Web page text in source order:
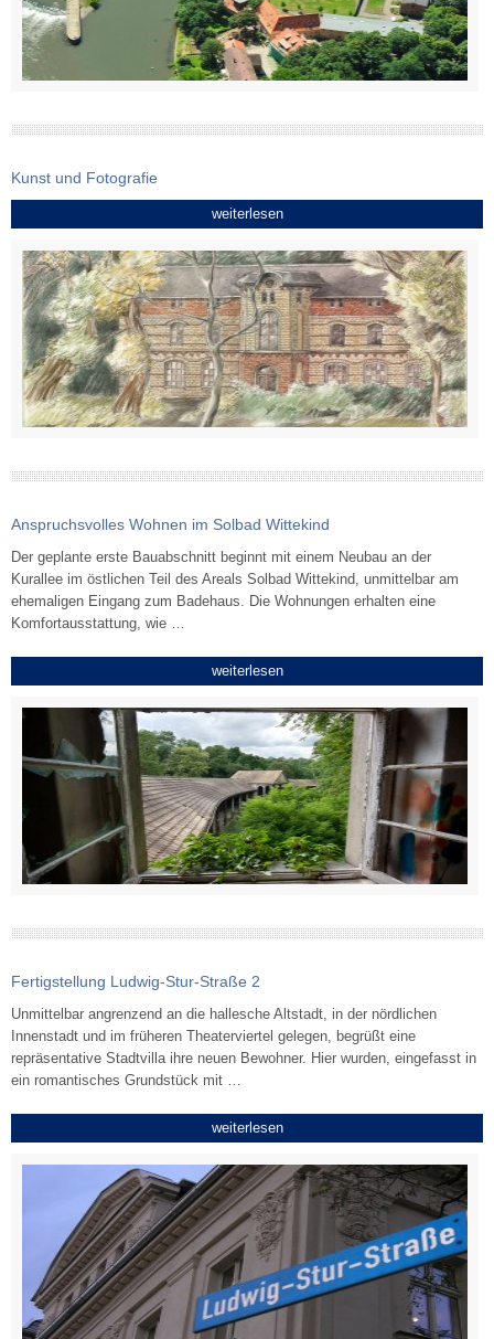
Kunst und Fotografie
weiterlesen
Anspruchsvolles Wohnen im Solbad Wittekind
Der geplante erste Bauabschnitt beginnt mit einem Neubau an der
Kurallee im östlichen Teil des Areals Solbad Wittekind, unmittelbar am
ehemaligen Eingang zum Badehaus. Die Wohnungen erhalten eine
Komfortausstattung, wie …
weiterlesen
Fertigstellung Ludwig-Stur-Straße 2
Unmittelbar angrenzend an die hallesche Altstadt, in der nördlichen
Innenstadt und im früheren Theaterviertel gelegen, begrüßt eine
repräsentative Stadtvilla ihre neuen Bewohner. Hier wurden, eingefasst in
ein romantisches Grundstück mit …
weiterlesen